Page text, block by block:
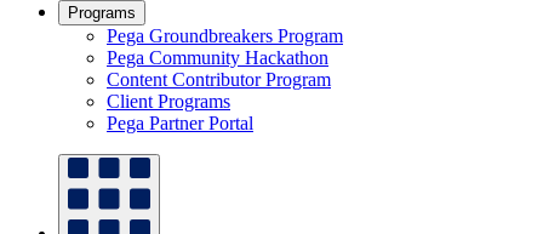
Programs
Pega Groundbreakers Program
Pega Community Hackathon
Content Contributor Program
Client Programs
Pega Partner Portal